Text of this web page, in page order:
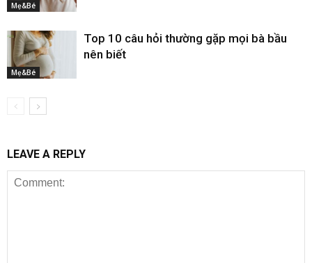
Mẹ&Bé
Mẹ&Bé
Top 10 câu hỏi thường gặp mọi bà bầu
nên biết
LEAVE A REPLY